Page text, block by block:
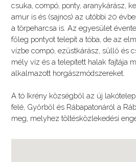
csuka, compó, ponty, aranykárász,
amur is és (sajnos) az utóbbi 20
a törpeharcsa is. Az egyesület
főleg pontyot telepít a tóba, de az
vízbe compó, ezüstkárász, süllő és
mély víz és a telepített halak fajtája
alkalmazott horgászmódszereket.
A tó Ikrény községből az új
felé, Győrből és Rábapatonáról a
meg, melyhez töltésközlekedési